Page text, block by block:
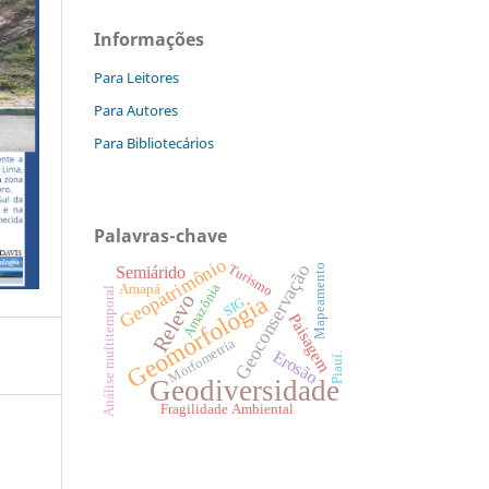
Informações
Para Leitores
Para Autores
Para Bibliotecários
Palavras-chave
Geodiversidade
Geomorfologia
Relevo Geoconservação
Geopatrimônio
Semiárido
Erosão
Paisagem
Fragilidade Ambiental
Turismo Mapeamento
Morfometria
Amazônia
Amapá
Análise multitemporal SIG
Piauí.